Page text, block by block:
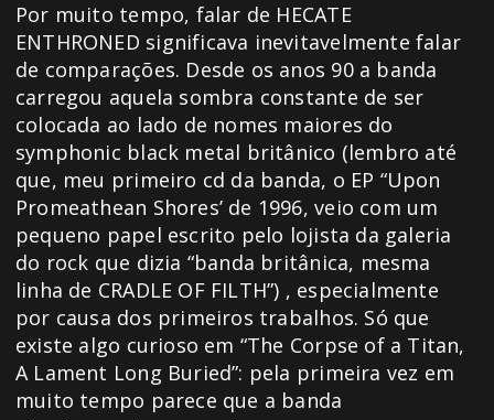
Por muito tempo, falar de HECATE
ENTHRONED significava inevitavelmente falar
de comparações. Desde os anos 90 a banda
carregou aquela sombra constante de ser
colocada ao lado de nomes maiores do
symphonic black metal britânico (lembro até
que, meu primeiro cd da banda, o EP “Upon
Promeathean Shores’ de 1996, veio com um
pequeno papel escrito pelo lojista da galeria
do rock que dizia “banda britânica, mesma
linha de CRADLE OF FILTH”) , especialmente
por causa dos primeiros trabalhos. Só que
existe algo curioso em “The Corpse of a Titan,
A Lament Long Buried”: pela primeira vez em
muito tempo parece que a banda